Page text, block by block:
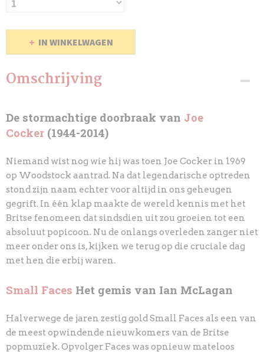
IN WINKELWAGEN
Omschrijving
De stormachtige doorbraak van Joe
Cocker (1944-2014)
Niemand wist nog wie hij was toen Joe Cocker in 1969
op Woodstock aantrad. Na dat legendarische optreden
stond zijn naam echter voor altijd in ons geheugen
gegrift. In één klap maakte de wereld kennis met het
Britse fenomeen dat sindsdien uit zou groeien tot een
absoluut popicoon. Nu de onlangs overleden zanger niet
meer onder ons is, kijken we terug op die cruciale dag
met hen die erbij waren.
Small Faces Het gemis van Ian McLagan
Halverwege de jaren zestig gold Small Faces als een van
de meest opwindende nieuwkomers van de Britse
popmuziek. Opvolger Faces was opnieuw mateloos